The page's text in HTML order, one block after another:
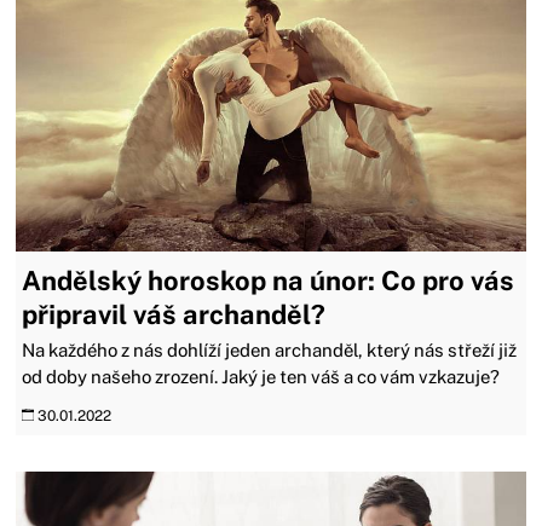
Andělský horoskop na únor: Co pro vás
připravil váš archanděl?
Na každého z nás dohlíží jeden archanděl, který nás střeží již
od doby našeho zrození. Jaký je ten váš a co vám vzkazuje?
30.01.2022